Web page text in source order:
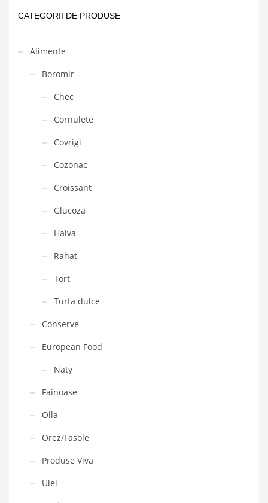
CATEGORII DE PRODUSE
Alimente
Boromir
Chec
Cornulete
Covrigi
Cozonac
Croissant
Glucoza
Halva
Rahat
Tort
Turta dulce
Conserve
European Food
Naty
Fainoase
Olla
Orez/Fasole
Produse Viva
Ulei